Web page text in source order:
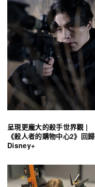
呈現更龐大的殺手世界觀 |
《殺人者的購物中心2》回歸
Disney+